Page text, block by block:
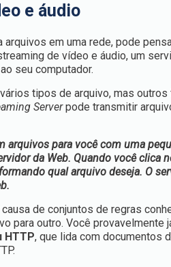
e áudio
em uma rede, pode
de vídeo e áudio, um
seu computador.
tipos de arquivo, mas
Serverpode transmitir
para você com uma
da Web. Quando você clica
qual arquivo deseja. O
de conjuntos de regras
para outro. Você provavelmente
HTTP, que lida com documentos